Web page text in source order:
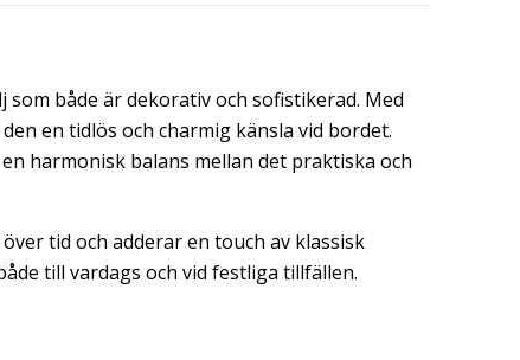
både är dekorativ och sofistikerad. Med
en tidlös och charmig känsla vid bordet.
harmonisk balans mellan det praktiska och
tid och adderar en touch av klassisk
till vardags och vid festliga tillfällen.